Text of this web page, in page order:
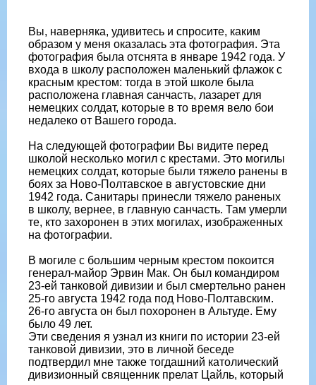
Вы, наверняка, удивитесь и спросите, каким
образом у меня оказалась эта фотография. Эта
фотография была отснята в январе 1942 года. У
входа в школу расположен маленький флажок с
красным крестом: тогда в этой школе была
расположена главная санчасть, лазарет для
немецких солдат, которые в то время вело бои
недалеко от Вашего города.
На следующей фотографии Вы видите перед
школой несколько могил с крестами. Это могилы
немецких солдат, которые были тяжело ранены в
боях за Ново-Полтавское в августовские дни
1942 года. Санитары принесли тяжело раненых
в школу, вернее, в главную санчасть. Там умерли
те, кто захоронен в этих могилах, изображенных
на фотографии.
В могиле с большим черным крестом покоится
генерал-майор Эрвин Мак. Он был командиром
23-ей танковой дивизии и был смертельно ранен
25-го августа 1942 года под Ново-Полтавским.
26-го августа он был похоронен в Альтуде. Ему
было 49 лет.
Эти сведения я узнал из книги по истории 23-ей
танковой дивизии, это в личной беседе
подтвердил мне также тогдашний католический
дивизионный священник прелат Цайль, который